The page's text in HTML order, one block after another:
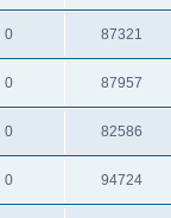
0 87321
0 87957
0 82586
0 94724